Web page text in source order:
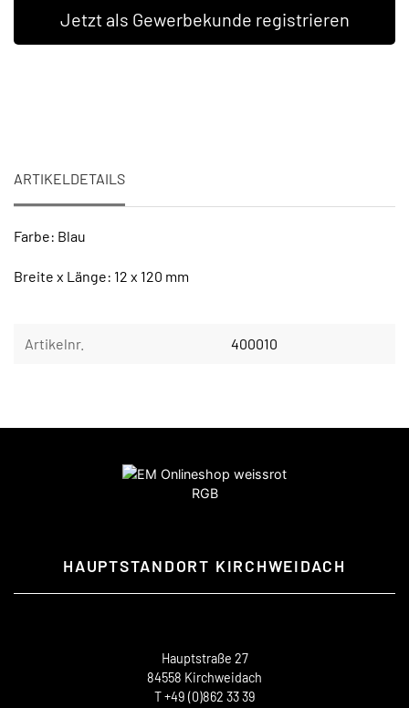
Jetzt als Gewerbekunde registrieren
ARTIKELDETAILS
Farbe: Blau
Breite x Länge: 12 x 120 mm
Artikelnr. 400010
HAUPTSTANDORT KIRCHWEIDACH
Hauptstraße 27
84558 Kirchweidach
T +49 (0)862 33 39